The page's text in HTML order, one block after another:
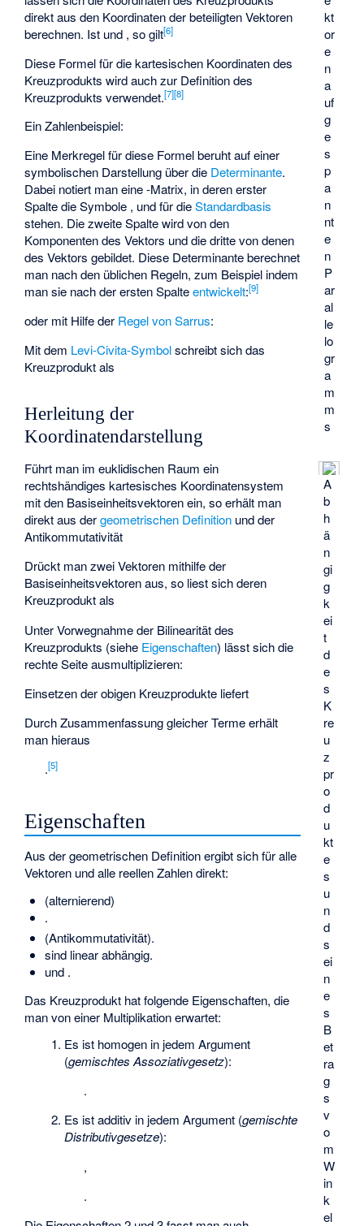
kt
or
e
n
a
uf
g
e
s
p
a
n
nt
e
n
P
ar
al
le
lo
gr
a
m
m
s
A
b
h
ä
n
gi
g
k
ei
t
d
e
s
K
re
u
z
pr
o
d
u
kt
e
s
u
n
d
s
ei
n
e
s
B
et
ra
g
s
v
o
m
W
in
k
el
direkt aus den Koordinaten der beteiligten Vektoren
berechnen. Ist und , so gilt[6]
Diese Formel für die kartesischen Koordinaten des
Kreuzprodukts wird auch zur Definition des
Kreuzprodukts verwendet.[7][8]
Ein Zahlenbeispiel:
Eine Merkregel für diese Formel beruht auf einer
symbolischen Darstellung über die Determinante.
Dabei notiert man eine-Matrix, in deren erster
Spalte die Symbole , undfür dieStandardbasis
stehen. Die zweite Spalte wird von den
Komponenten des Vektors und die dritte von denen
des Vektorsgebildet. Diese Determinante berechnet
man nach den üblichen Regeln, zum Beispiel indem
man sie nach der ersten Spalteentwickelt:[9]
oder mit Hilfe der Regel von Sarrus:
Mit dem Levi-Civita-Symbol schreibt sich das
Kreuzprodukt als
Herleitung der
Koordinatendarstellung
Führt man im euklidischen Raum ein
rechtshändiges kartesisches Koordinatensystem
mit den Basiseinheitsvektorenein, so erhält man
direkt aus dergeometrischen Definition und der
Antikommutativität
Drückt man zwei Vektoren mithilfe der
Basiseinheitsvektoren aus, so liest sich deren
Kreuzprodukt als
Unter Vorwegnahme der Bilinearität des
Kreuzprodukts (siehe Eigenschaften) lässt sich die
rechte Seite ausmultiplizieren:
Einsetzen der obigen Kreuzprodukte liefert
Durch Zusammenfassung gleicher Terme erhält
man hieraus
.[5]
Eigenschaften
Aus der geometrischen Definition ergibt sich für alle
Vektoren und alle reellen Zahlendirekt:
(alternierend)
.
(Antikommutativität).
sind linear abhängig.
und .
Das Kreuzprodukt hat folgende Eigenschaften, die
man von einer Multiplikation erwartet:
Es ist homogen in jedem Argument
(gemischtes Assoziativgesetz):
.
Es ist additiv in jedem Argument (gemischte
Distributivgesetze):
,
.